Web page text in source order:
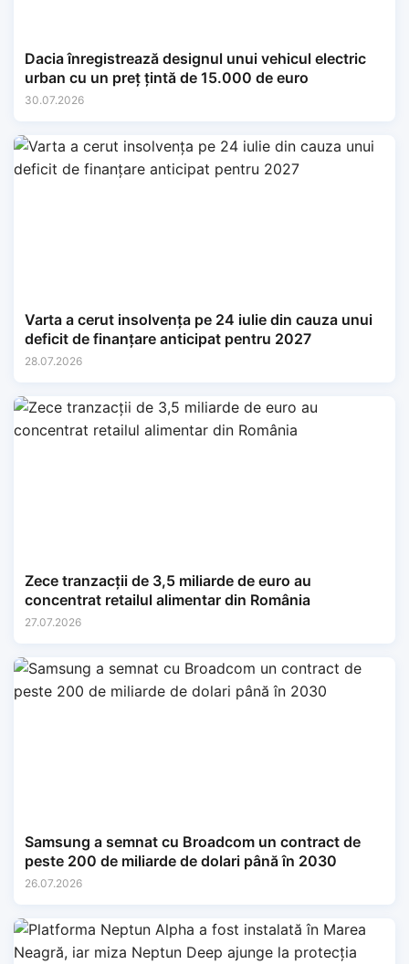
Dacia înregistrează designul unui vehicul electric
urban cu un preț țintă de 15.000 de euro
30.07.2026
Varta a cerut insolvența pe 24 iulie din cauza unui
deficit de finanțare anticipat pentru 2027
28.07.2026
Zece tranzacții de 3,5 miliarde de euro au
concentrat retailul alimentar din România
27.07.2026
Samsung a semnat cu Broadcom un contract de
peste 200 de miliarde de dolari până în 2030
26.07.2026